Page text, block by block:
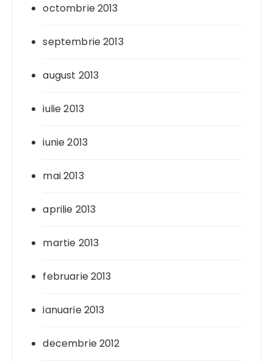
octombrie 2013
septembrie 2013
august 2013
iulie 2013
iunie 2013
mai 2013
aprilie 2013
martie 2013
februarie 2013
ianuarie 2013
decembrie 2012